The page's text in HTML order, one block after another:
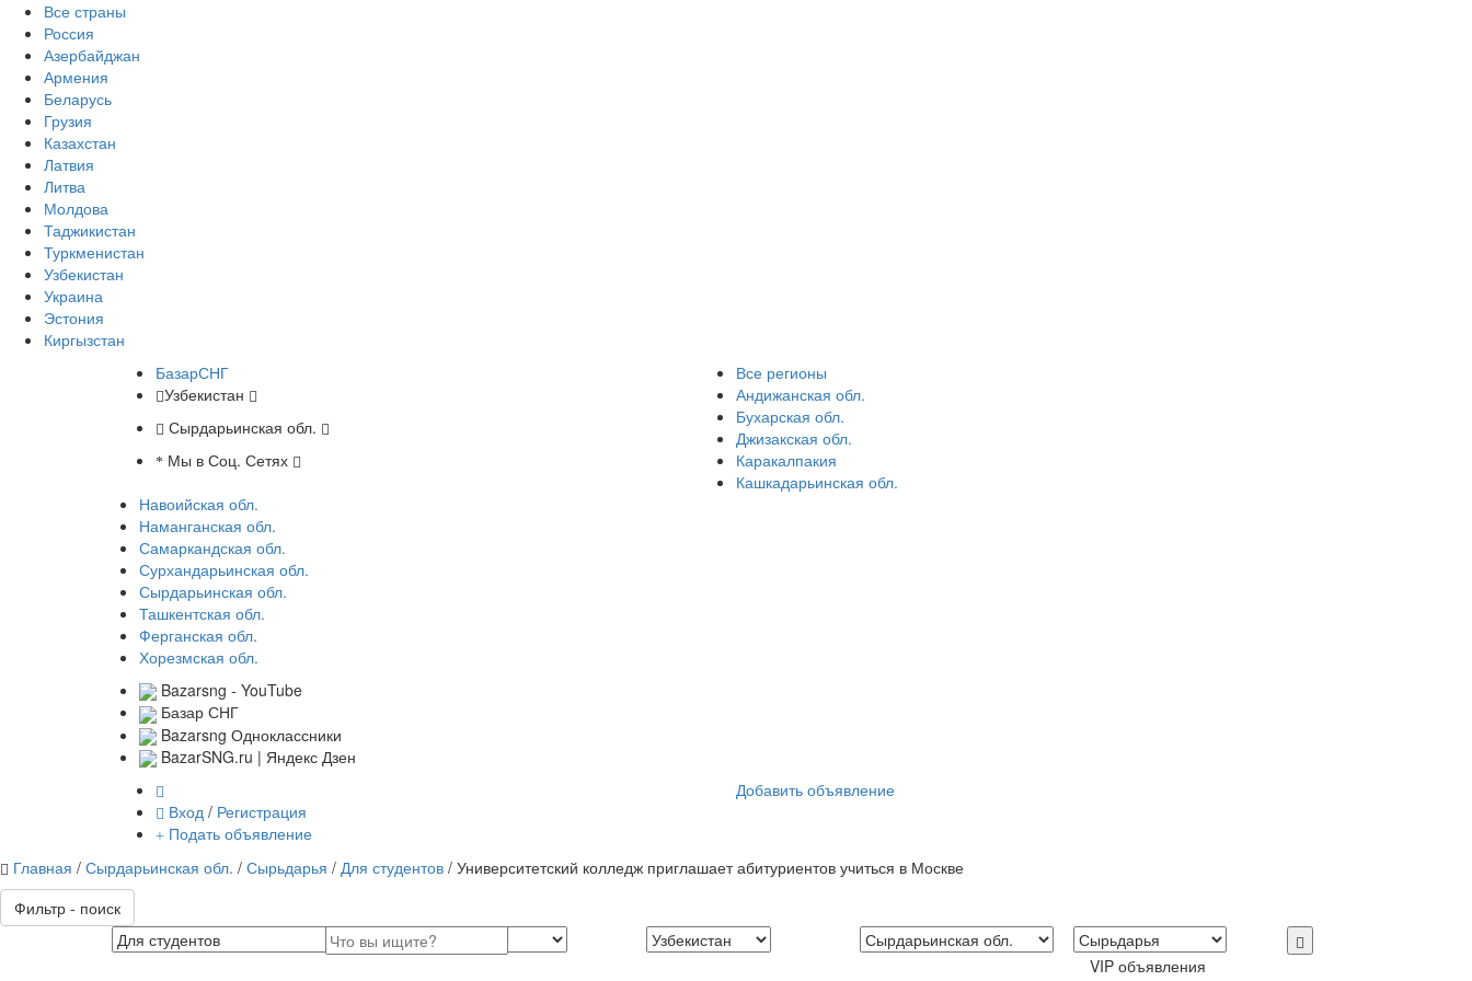
Все страны
Россия
Азербайджан
Армения
Беларусь
Грузия
Казахстан
Латвия
Литва
Молдова
Таджикистан
Туркменистан
Узбекистан
Украина
Эстония
Киргызстан
БазарСНГ
Узбекистан
Сырдарьинская обл.
Мы в Соц. Сетях
Все регионы
Андижанская обл.
Бухарская обл.
Джизакская обл.
Каракалпакия
Кашкадарьинская обл.
Навоийская обл.
Наманганская обл.
Самаркандская обл.
Сурхандарьинская обл.
Сырдарьинская обл.
Ташкентская обл.
Ферганская обл.
Хорезмская обл.
Bazarsng - YouTube
Базар СНГ
Bazarsng Одноклассники
BazarSNG.ru | Яндекс Дзен
Вход / Регистрация
Подать объявление
Добавить объявление
Главная / Сырдарьинская обл. / Сырьдарья / Для студентов / Университетский колледж приглашает абитуриентов учиться в Москве
Фильтр - поиск
VIP объявления